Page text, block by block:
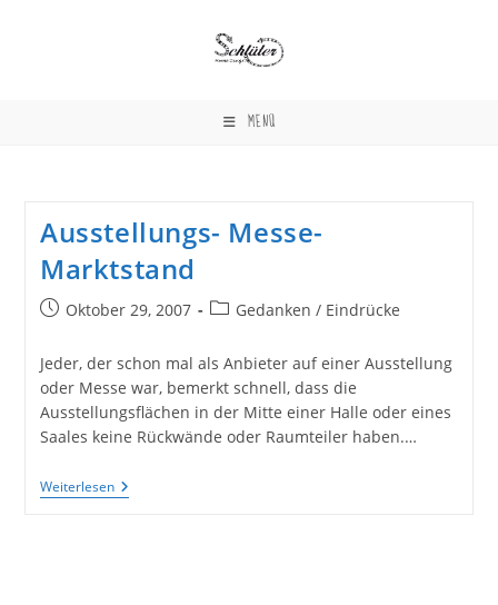
MENÜ
Ausstellungs- Messe-
Marktstand
BeitragOktober 29, 2007
Beitrags-
Gedanken / Eindrücke
Jeder, der schon mal als Anbieter auf einer Ausstellung
oder Messe war, bemerkt schnell, dass die
Ausstellungsflächen in der Mitte einer Halle oder eines
Saales keine Rückwände oder Raumteiler haben.…
WeiterlesenAusstellungs-
Messe-